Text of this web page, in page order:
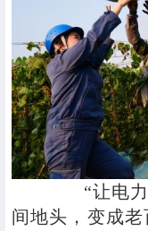
“让电力
间地头，变成